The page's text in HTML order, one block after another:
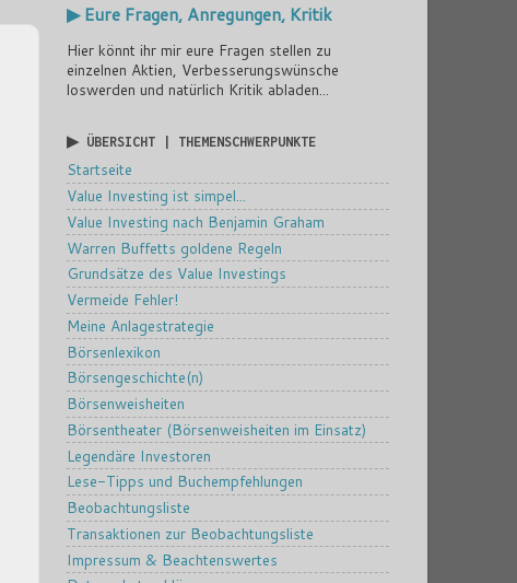
▶ Eure Fragen, Anregungen, Kritik
Hier könnt ihr mir eure Fragen stellen zu
einzelnen Aktien, Verbesserungswünsche
loswerden und natürlich Kritik abladen...
▶ ÜBERSICHT | THEMENSCHWERPUNKTE
Startseite
Value Investing ist simpel...
Value Investing nach Benjamin Graham
Warren Buffetts goldene Regeln
Grundsätze des Value Investings
Vermeide Fehler!
Meine Anlagestrategie
Börsenlexikon
Börsengeschichte(n)
Börsenweisheiten
Börsentheater (Börsenweisheiten im Einsatz)
Legendäre Investoren
Lese-Tipps und Buchempfehlungen
Beobachtungsliste
Transaktionen zur Beobachtungsliste
Impressum & Beachtenswertes